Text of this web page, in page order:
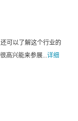
可以了解这个行业的
高兴能来参展... 详细